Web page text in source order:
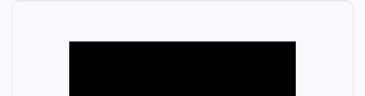
分